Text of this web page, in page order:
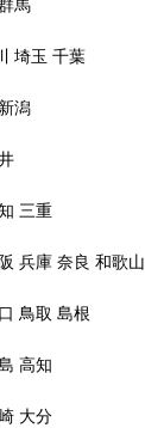
馬
埼玉 千葉
新潟
三重
兵庫 奈良 和歌山
鳥取 島根
高知
大分